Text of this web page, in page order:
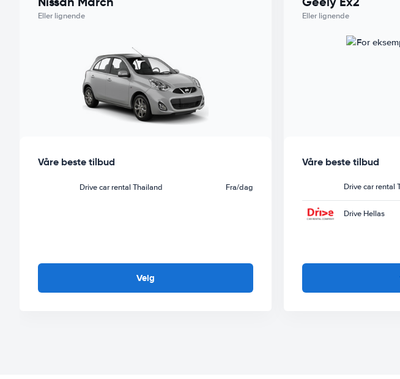
Eller lignende
Våre beste tilbud
Drive car rental Thailand Fra/dag
Velg
Eller lignende
Våre beste tilbud
Drive car rental
Drive Hellas